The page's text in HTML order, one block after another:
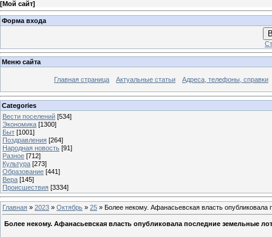
[Мой сайт]
Форма входа
Меню сайта
Главная страница Актуальные статьи Адреса, телефоны, справки
Categories
Вести поселений [534]
Экономика [1300]
Быт [1001]
Поздравления [264]
Народная новость [91]
Разное [712]
Культура [273]
Образование [441]
Вера [145]
Происшествия [3334]
Главная » 2023 » Октябрь » 25 » Более некому. Афанасьевская власть
Более некому. Афанасьевская власть опубликовала последние земельные